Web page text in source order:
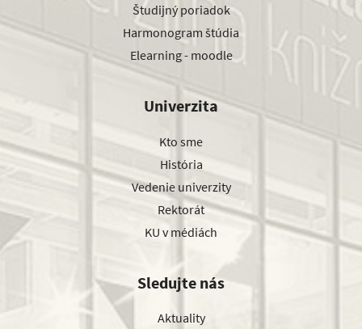
Študijný poriadok
Harmonogram štúdia
Elearning - moodle
Univerzita
Kto sme
História
Vedenie univerzity
Rektorát
KU v médiách
Sledujte nás
Aktuality